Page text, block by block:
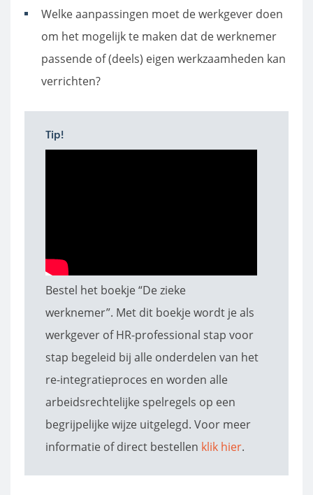
Welke aanpassingen moet de werkgever doen
om het mogelijk te maken dat de werknemer
passende of (deels) eigen werkzaamheden kan
verrichten?
Tip!
Bestel het boekje “De zieke
werknemer”. Met dit boekje wordt je als
werkgever of HR-professional stap voor
stap begeleid bij alle onderdelen van het
re-integratieproces en worden alle
arbeidsrechtelijke spelregels op een
begrijpelijke wijze uitgelegd. Voor meer
informatie of direct bestellen klik hier.